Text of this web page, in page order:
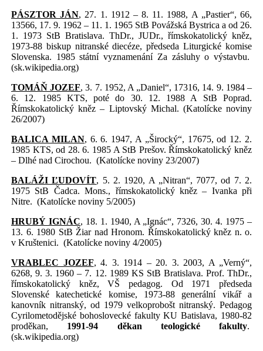
PÁSZTOR JÁN, 27. 1. 1912 – 8. 11. 1988, A „Pastier“, 66,
13566, 17. 9. 1962 – 11. 1. 1965 StB Povážská Bystrica a od 26.
1. 1973 StB Bratislava. ThDr., JUDr., římskokatolický kněz,
1973-88 biskup nitranské diecéze, předseda Liturgické komise
Slovenska. 1985 státní vyznamenání Za zásluhy o výstavbu.
(sk.wikipedia.org)
TOMÁŇ JOZEF, 3. 7. 1952, A „Daniel“, 17316, 14. 9. 1984 –
6. 12. 1985 KTS, poté do 30. 12. 1988 A StB Poprad.
Římskokatolický kněz – Liptovský Michal. (Katolícke noviny
26/2007)
BALICA MILAN, 6. 6. 1947, A „Širocký“, 17675, od 12. 2.
1985 KTS, od 28. 6. 1985 A StB Prešov. Římskokatolický kněz
– Dlhé nad Cirochou. (Katolícke noviny 23/2007)
BALÁŽI ĽUDOVÍT, 5. 2. 1920, A „Nitran“, 7077, od 7. 2.
1975 StB Čadca. Mons., římskokatolický kněz – Ivanka při
Nitre. (Katolícke noviny 5/2005)
HRUBÝ IGNÁC, 18. 1. 1940, A „Ignác“, 7326, 30. 4. 1975 –
13. 6. 1980 StB Žiar nad Hronom. Římskokatolický kněz n. o.
v Kruštenici. (Katolícke noviny 4/2005)
VRABLEC JOZEF, 4. 3. 1914 – 20. 3. 2003, A „Verný“,
6268, 9. 3. 1960 – 7. 12. 1989 KS StB Bratislava. Prof. ThDr.,
římskokatolický kněz, VŠ pedagog. Od 1971 předseda
Slovenské katechetické komise, 1973-88 generální vikář a
kanovník nitranský, od 1979 velkoprobošt nitranský. Pedagog
Cyrilometodějské bohoslovecké fakulty KU Batislava, 1980-82
proděkan, 1991-94 děkan teologické fakulty.
(sk.wikipedia.org)